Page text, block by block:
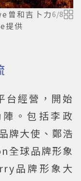
曾和吉卜力
提供
6/8
台經營，開始
。包括李政
牌大使、鄭浩
全球品牌形象
品牌形象大